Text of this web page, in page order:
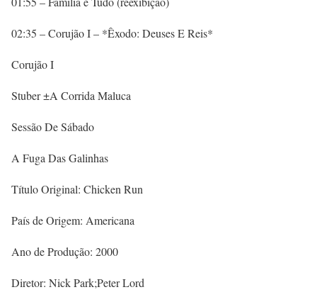
02:35 – Corujão I – *Êxodo: Deuses E Reis*
Corujão I
Stuber ±A Corrida Maluca
Sessão De Sábado
A Fuga Das Galinhas
Título Original: Chicken Run
País de Origem: Americana
Ano de Produção: 2000
Diretor: Nick Park;Peter Lord